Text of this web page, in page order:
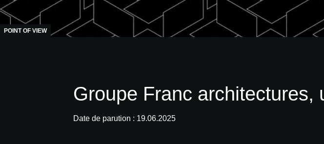
POINT OF VIEW
Groupe Franc
Date de parution : 19.06.2025